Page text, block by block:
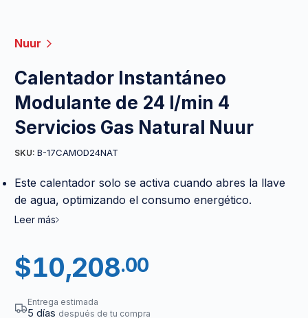
Nuur
Calentador Instantáneo
Modulante de 24 l/min 4
Servicios Gas Natural Nuur
SKU: B-17CAMOD24NAT
Este calentador solo se activa cuando abres la llave
de agua, optimizando el consumo energético.
Leer más
$10,208.00
Entrega estimada
5 días después de tu compra